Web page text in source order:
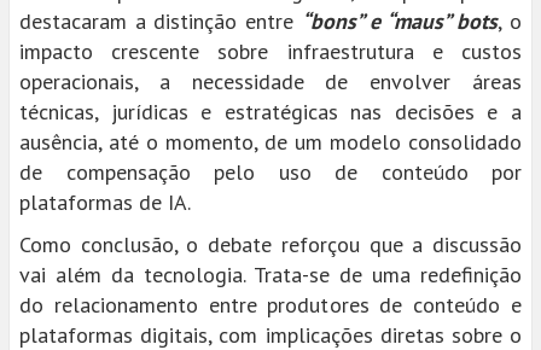
destacaram a distinção entre “bons” e “maus” bots, o
impacto crescente sobre infraestrutura e custos
operacionais, a necessidade de envolver áreas
técnicas, jurídicas e estratégicas nas decisões e a
ausência, até o momento, de um modelo consolidado
de compensação pelo uso de conteúdo por
plataformas de IA.
Como conclusão, o debate reforçou que a discussão
vai além da tecnologia. Trata-se de uma redefinição
do relacionamento entre produtores de conteúdo e
plataformas digitais, com implicações diretas sobre o